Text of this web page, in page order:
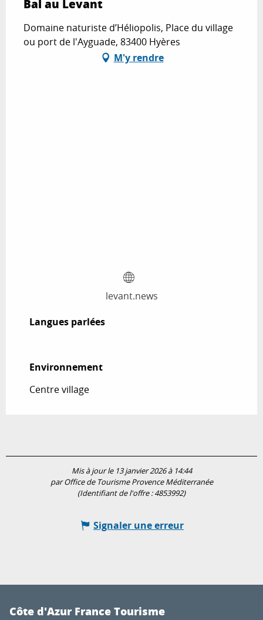
Bal au Levant
Domaine naturiste d’Héliopolis, Place du village
ou port de l'Ayguade, 83400 Hyères
M'y rendre
levant.news
Langues parlées
Langues parlées
Environnement
Environnement
Centre village
Mis à jour le 13 janvier 2026 à 14:44
par Office de Tourisme Provence Méditerranée
(Identifiant de l'offre :4853992)
Signaler une erreur
Côte d'Azur France Tourisme